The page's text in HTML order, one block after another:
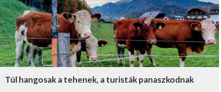
Túl hangosak a tehenek, a turisták panaszkodnak